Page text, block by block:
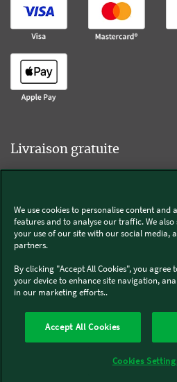
Livraison gratuite
Livraison offerte sur l'e-shop dès
Kobold
We use cookies to personalise content and
features and to analyse our traffic. We
your use of our site with our social media,
partners.
By clicking "Accept All Cookies", you agree
your device to enhance site navigation,
in our marketing efforts..
Accept All Cookies
Cookies